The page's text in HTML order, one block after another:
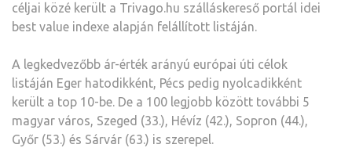
céljai közé került a Trivago.hu szálláskereső portál idei
best value indexe alapján felállított listáján.
A legkedvezőbb ár-érték arányú európai úti célok
listáján Eger hatodikként, Pécs pedig nyolcadikként
került a top 10-be. De a 100 legjobb között további 5
magyar város, Szeged (33.), Hévíz (42.), Sopron (44.),
Győr (53.) és Sárvár (63.) is szerepel.